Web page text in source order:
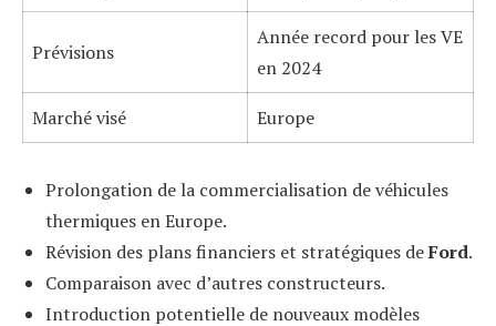
Prévisions
Année record pour les VE
en 2024
Marché visé Europe
Prolongation de la commercialisation de véhicules
thermiques en Europe.
Révision des plans financiers et stratégiques deFord.
Comparaison avec d’autres constructeurs.
Introduction potentielle de nouveaux modèles